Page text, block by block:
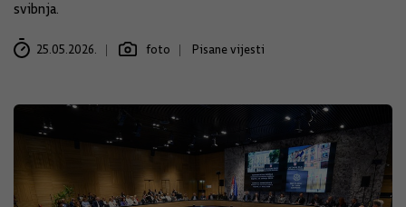
svibnja.
25.05.2026. foto Pisane vijesti